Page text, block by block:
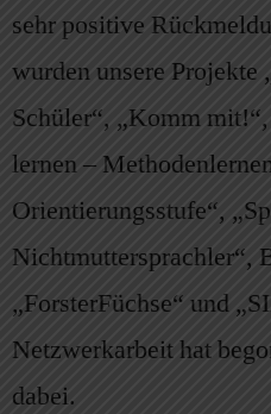
sehr positive
wurden unsere Projekte
Schüler“, „Komm
lernen –
Orientierungsstufe“,
Nichtmuttersprachler“,
„ForsterFüchse“ und
Netzwerkarbeit hat
dabei.